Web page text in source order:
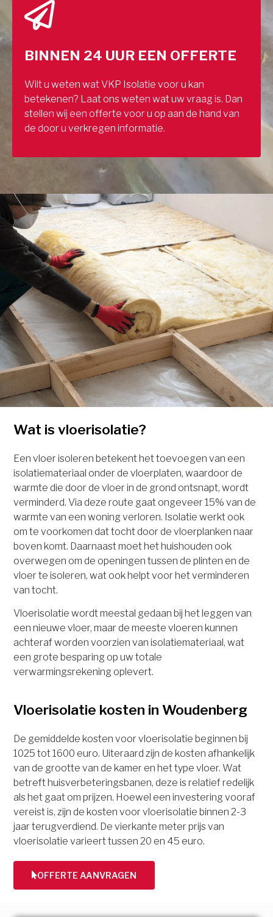
BINNEN 24 UUR EEN OFFERTE
Wilt u weten wat VKP Isolatie voor u kan
betekenen? Laat ons weten wat uw vraag is. Dan
stellen wij een offerte voor u op aan de hand van
de door u verkregen informatie.
Wat is vloerisolatie?
Een vloer isoleren betekent het toevoegen van een
isolatiemateriaal onder de vloerplaten, waardoor de
warmte die door de vloer in de grond ontsnapt, wordt
verminderd. Via deze route gaat ongeveer 15% van de
warmte van een woning verloren. Isolatie werkt ook
om te voorkomen dat tocht door de vloerplanken naar
boven komt. Daarnaast moet het huishouden ook
overwegen om de openingen tussen de plinten en de
vloer te isoleren, wat ook helpt voor het verminderen
van tocht.
Vloerisolatie wordt meestal gedaan bij het leggen van
een nieuwe vloer, maar de meeste vloeren kunnen
achteraf worden voorzien van isolatiemateriaal, wat
een grote besparing op uw totale
verwarmingsrekening oplevert.
Vloerisolatie kosten in Woudenberg
De gemiddelde kosten voor vloerisolatie beginnen bij
1025 tot 1600 euro. Uiteraard zijn de kosten afhankelijk
van de grootte van de kamer en het type vloer. Wat
betreft huisverbeteringsbanen, deze is relatief redelijk
als het gaat om prijzen. Hoewel een investering vooraf
vereist is, zijn de kosten voor vloerisolatie binnen 2-3
jaar terugverdiend. De vierkante meter prijs van
vloerisolatie varieert tussen 20 en 45 euro.
OFFERTE AANVRAGEN